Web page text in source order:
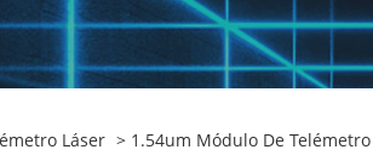
Láser > 1.54um Módulo De